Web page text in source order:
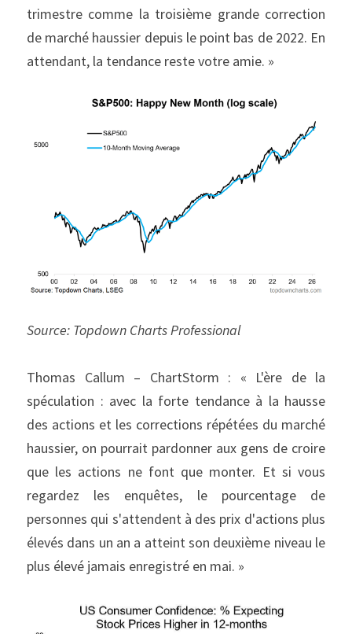
trimestre comme la troisième grande correction
de marché haussier depuis le point bas de 2022. En
attendant, la tendance reste votre amie. »
Source: Topdown Charts Professional
Thomas Callum – ChartStorm : « L'ère de la
spéculation : avec la forte tendance à la hausse
des actions et les corrections répétées du marché
haussier, on pourrait pardonner aux gens de croire
que les actions ne font que monter. Et si vous
regardez les enquêtes, le pourcentage de
personnes qui s'attendent à des prix d'actions plus
élevés dans un an a atteint son deuxième niveau le
plus élevé jamais enregistré en mai. »